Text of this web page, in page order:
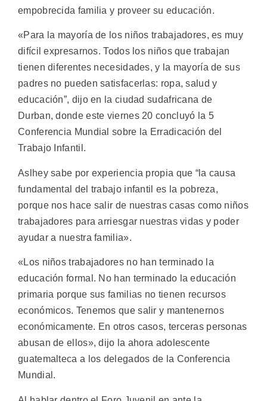
empobrecida familia y proveer su educación.
«Para la mayoría de los niños trabajadores, es muy
difícil expresarnos. Todos los niños que trabajan
tienen diferentes necesidades, y la mayoría de sus
padres no pueden satisfacerlas: ropa, salud y
educación”, dijo en la ciudad sudafricana de
Durban, donde este viernes 20 concluyó la 5
Conferencia Mundial sobre la Erradicación del
Trabajo Infantil.
Aslhey sabe por experiencia propia que “la causa
fundamental del trabajo infantil es la pobreza,
porque nos hace salir de nuestras casas como niños
trabajadores para arriesgar nuestras vidas y poder
ayudar a nuestra familia».
«Los niños trabajadores no han terminado la
educación formal. No han terminado la educación
primaria porque sus familias no tienen recursos
económicos. Tenemos que salir y mantenernos
económicamente. En otros casos, terceras personas
abusan de ellos», dijo la ahora adolescente
guatemalteca a los delegados de la Conferencia
Mundial.